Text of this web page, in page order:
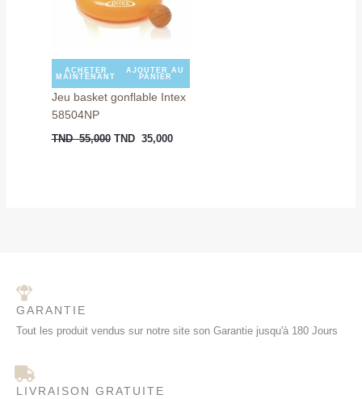
ACHETER
MAINTENANT
AJOUTER AU
PANIER
Jeu basket gonflable Intex
58504NP
TND55,000 TND 35,000
GARANTIE
Tout les produit vendus sur notre site son Garantie jusqu'à 180 Jours
LIVRAISON GRATUITE